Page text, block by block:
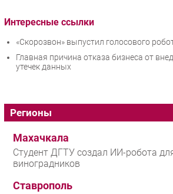
Интересные ссылки
«Скорозвон» выпустил голосового
Главная причина отказа бизнеса от
утечек данных
Регионы
Махачкала
Студент ДГТУ создал ИИ-робота
виноградников
Ставрополь